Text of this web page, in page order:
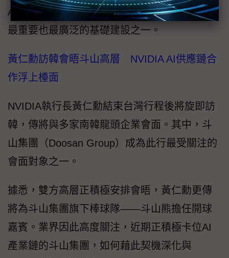
AI（Agentic AI）應用情境，「連結」顯然已是
最重要也最廣泛的基礎建設之一。
黃仁勳訪韓會晤斗山高層 NVIDIA AI供應鏈合
作浮上檯面
NVIDIA執行長黃仁勳結束台灣行程後將旋即訪
韓，傳將與多家南韓龍頭企業會面。其中，斗
山集團（Doosan Group）成為此行最受關注的
會面對象之一。
據悉，雙方高層正積極安排會晤，黃仁勳更傳
將為斗山集團旗下棒球隊——斗山熊擔任開球
嘉賓。業界因此高度關注，近期正積極卡位AI
產業鏈的斗山集團，如何藉此契機深化與